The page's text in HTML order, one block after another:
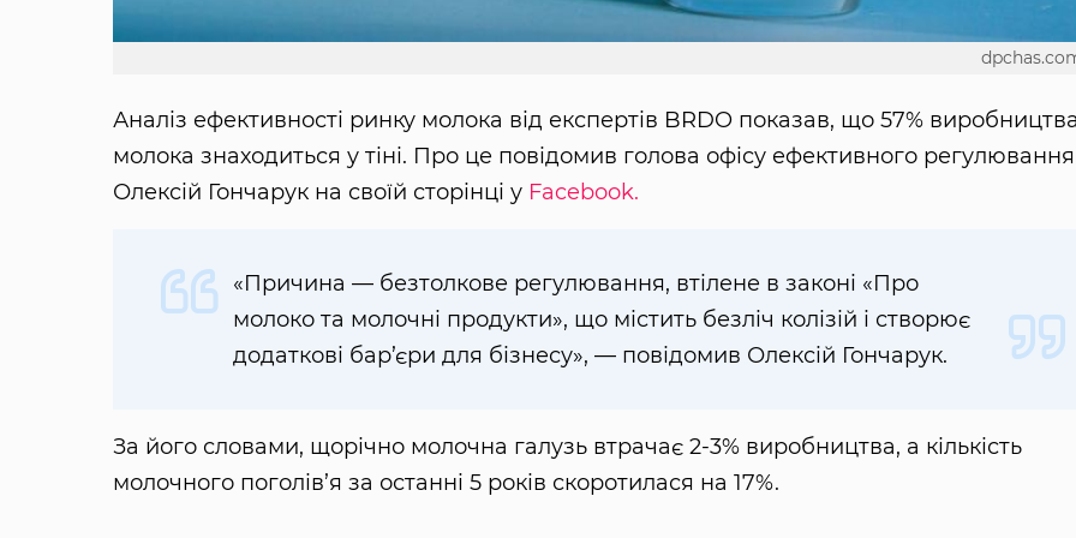
Аналіз ефективності ринку молока від експертів BRDO показав, що 57% виробництва
молока знаходиться у тіні. Про це повідомив голова офісу ефективного регулювання
Олексій Гончарук на своїй сторінці у Facebook.
«Причина — безтолкове регулювання, втілене в законі «Про
молоко та молочні продукти», що містить безліч колізій і створює
додаткові бар’єри для бізнесу», — повідомив Олексій Гончарук.
За його словами, щорічно молочна галузь втрачає 2-3% виробництва, а кількість
молочного поголів’я за останні 5 років скоротилася на 17%.